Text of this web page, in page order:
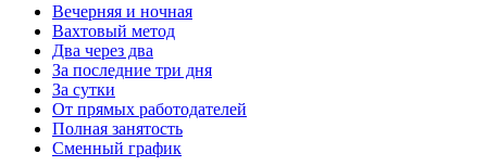
Вечерняя и ночная
Вахтовый метод
Два через два
За последние три дня
За сутки
От прямых работодателей
Полная занятость
Сменный график